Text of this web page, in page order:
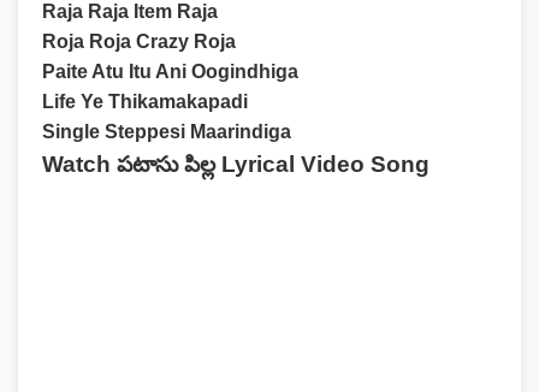
Raja Raja Item Raja
Roja Roja Crazy Roja
Paite Atu Itu Ani Oogindhiga
Life Ye Thikamakapadi
Single Steppesi Maarindiga
Watch పటాసు పిల్ల Lyrical Video Song